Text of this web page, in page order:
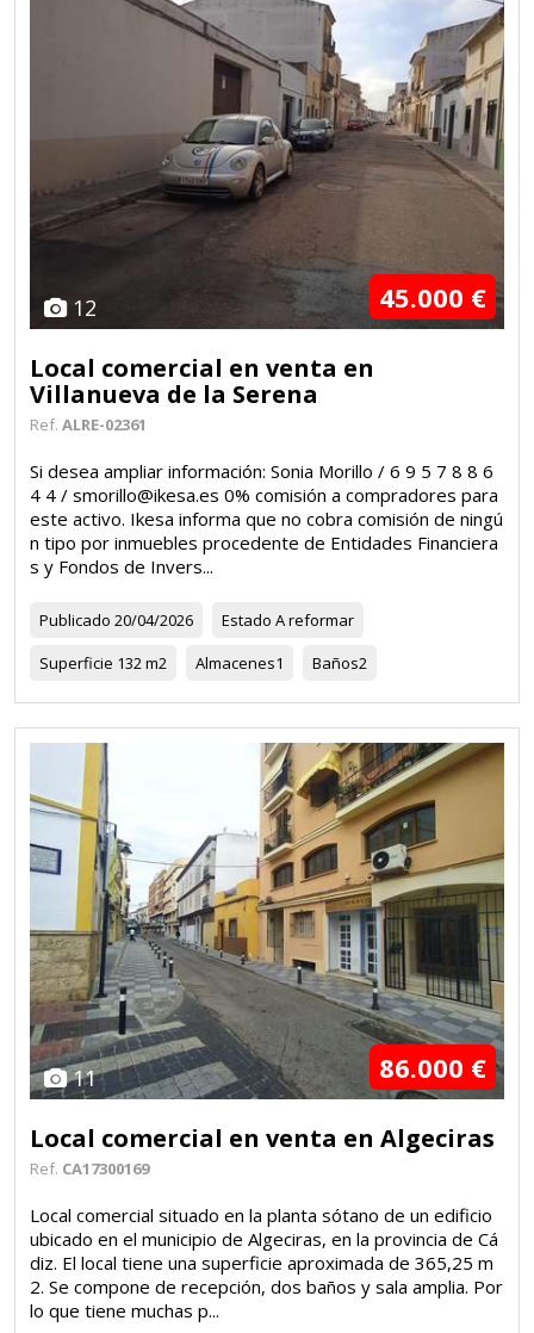
12 45.000 €
Local comercial en venta en
Villanueva de la Serena
Ref. ALRE-02361
Si desea ampliar información: Sonia Morillo / 6 9 5 7 8 8 6
4 4 / smorillo@ikesa.es 0% comisión a compradores para
este activo. Ikesa informa que no cobra comisión de ningú
n tipo por inmuebles procedente de Entidades Financiera
s y Fondos de Invers...
Publicado 20/04/2026 Estado A reformar
Superficie 132 m2 Almacenes1 Baños2
11 86.000 €
Local comercial en venta en Algeciras
Ref. CA17300169
Local comercial situado en la planta sótano de un edificio
ubicado en el municipio de Algeciras, en la provincia de Cá
diz. El local tiene una superficie aproximada de 365,25 m
2. Se compone de recepción, dos baños y sala amplia. Por
lo que tiene muchas p...